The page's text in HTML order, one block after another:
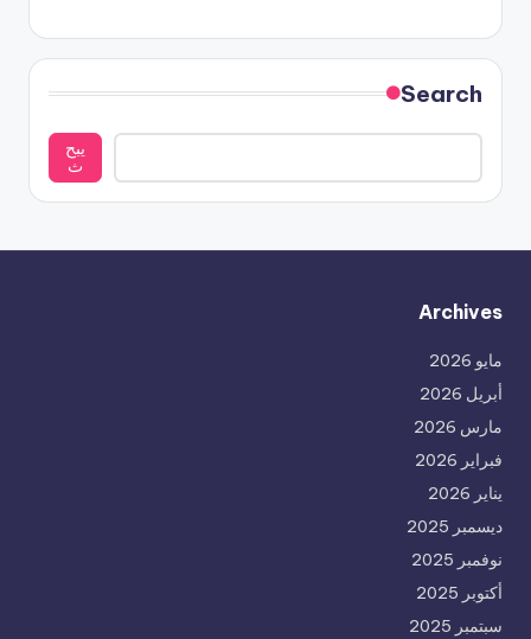
Search
يبح
ث
Archives
مايو 2026
أبريل 2026
مارس 2026
فبراير 2026
يناير 2026
ديسمبر 2025
نوفمبر 2025
أكتوبر 2025
سبتمبر 2025